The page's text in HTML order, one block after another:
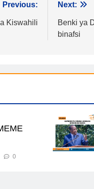
Previous:
Kiswahili
Next:
Benki ya
binafsi
0